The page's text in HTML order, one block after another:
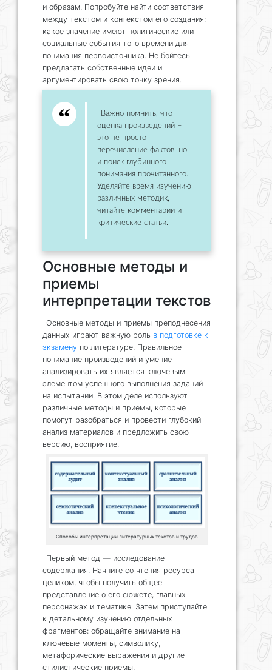
и образам. Попробуйте найти соответствия
между текстом и контекстом его создания:
какое значение имеют политические или
социальные события того времени для
понимания первоисточника. Не бойтесь
предлагать собственные идеи и
аргументировать свою точку зрения.
Важно помнить, что
оценка произведений –
это не просто
перечисление фактов, но
и поиск глубинного
понимания прочитанного.
Уделяйте время изучению
различных методик,
читайте комментарии и
критические статьи.
Основные методы и
приемы
интерпретации текстов
Основные методы и приемы преподнесения
данных играют важную роль в подготовке к
экзамену по литературе. Правильное
понимание произведений и умение
анализировать их является ключевым
элементом успешного выполнения заданий
на испытании. В этом деле используют
различные методы и приемы, которые
помогут разобраться и провести глубокий
анализ материалов и предложить свою
версию, восприятие.
Способы интерпретации литературных текстов и трудов
Первый метод — исследование
содержания. Начните со чтения ресурса
целиком, чтобы получить общее
представление о его сюжете, главных
персонажах и тематике. Затем приступайте
к детальному изучению отдельных
фрагментов: обращайте внимание на
ключевые моменты, символику,
метафорические выражения и другие
стилистические приемы.